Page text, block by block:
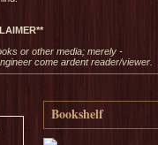
or other media; merely -
come ardent reader/viewer.
Bookshelf